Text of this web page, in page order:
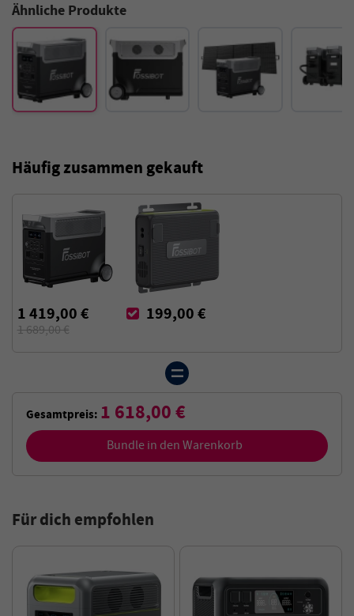
Ähnliche Produkte
Häufig zusammen gekauft
1 419,00 €
1 689,00 €
199,00 €
Gesamtpreis: 1 618,00 €
Bundle in den Warenkorb
Für dich empfohlen